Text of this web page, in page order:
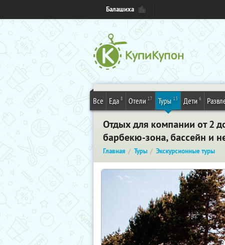
Балашиха
Все Еда 8 Отели 17 Туры 13 Дети 6
Отдых для компании от 2
барбекю-зона, бассейн и
Главная Туры Экскурсионные туры